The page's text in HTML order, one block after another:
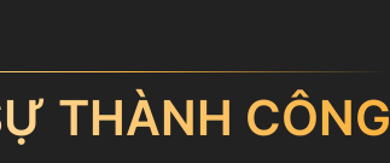
THÀNH CÔNG